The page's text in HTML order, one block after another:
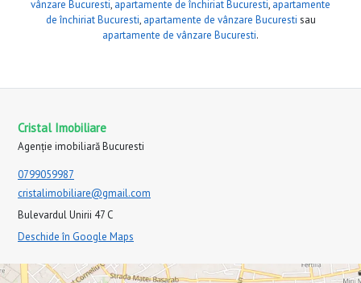
vânzare Bucuresti, apartamente de închiriat Bucuresti, apartamente
de închiriat Bucuresti, apartamente de vânzare Bucuresti sau
apartamente de vânzare Bucuresti.
Cristal Imobiliare
Agenție imobiliară Bucuresti
0799059987
cristalimobiliare@gmail.com
Bulevardul Unirii 47 C
Deschide în Google Maps